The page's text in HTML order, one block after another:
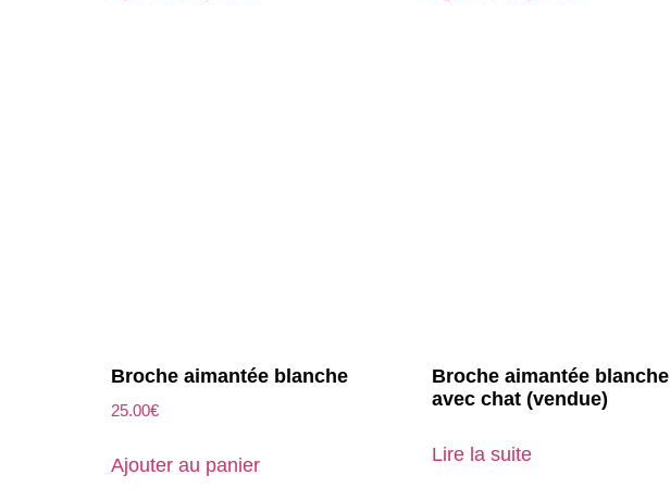
Broche aimantée blanche
25.00€
Ajouter au panier
Broche aimantée blanche
avec chat (vendue)
Lire la suite